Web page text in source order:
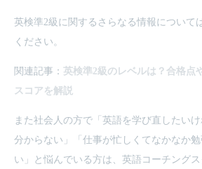
英検準2級に関するさらなる情報について
ください。
関連記事： 英検準2級のレベルは？合格点
スコアを解説
また社会人の方で「英語を学び直したい
分からない」「仕事が忙しくてなかなか
い」と悩んでいる方は、英語コーチング